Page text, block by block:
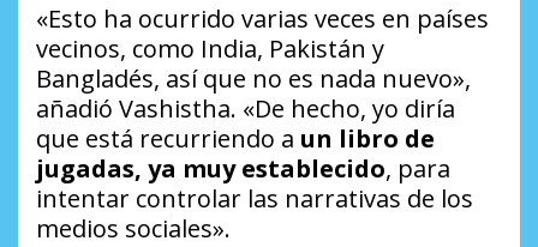
«Esto ha ocurrido varias veces en países
vecinos, como India, Pakistán y
Bangladés, así que no es nada nuevo»,
añadió Vashistha. «De hecho, yo diría
que está recurriendo a un libro de
jugadas, ya muy establecido, para
intentar controlar las narrativas de los
medios sociales».